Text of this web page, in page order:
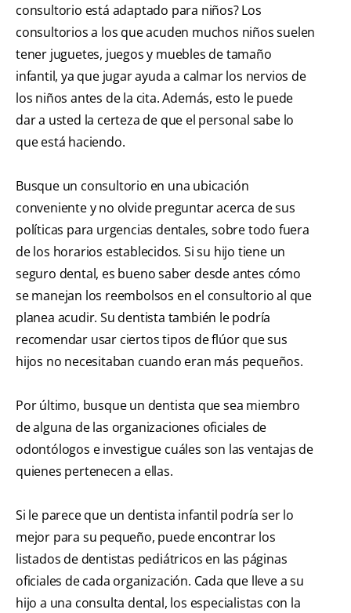
consultorio está adaptado para niños? Los
consultorios a los que acuden muchos niños suelen
tener juguetes, juegos y muebles de tamaño
infantil, ya que jugar ayuda a calmar los nervios de
los niños antes de la cita. Además, esto le puede
dar a usted la certeza de que el personal sabe lo
que está haciendo.
Busque un consultorio en una ubicación
conveniente y no olvide preguntar acerca de sus
políticas para urgencias dentales, sobre todo fuera
de los horarios establecidos. Si su hijo tiene un
seguro dental, es bueno saber desde antes cómo
se manejan los reembolsos en el consultorio al que
planea acudir. Su dentista también le podría
recomendar usar ciertos tipos de flúor que sus
hijos no necesitaban cuando eran más pequeños.
Por último, busque un dentista que sea miembro
de alguna de las organizaciones oficiales de
odontólogos e investigue cuáles son las ventajas de
quienes pertenecen a ellas.
Si le parece que un dentista infantil podría ser lo
mejor para su pequeño, puede encontrar los
listados de dentistas pediátricos en las páginas
oficiales de cada organización. Cada que lleve a su
hijo a una consulta dental, los especialistas con la